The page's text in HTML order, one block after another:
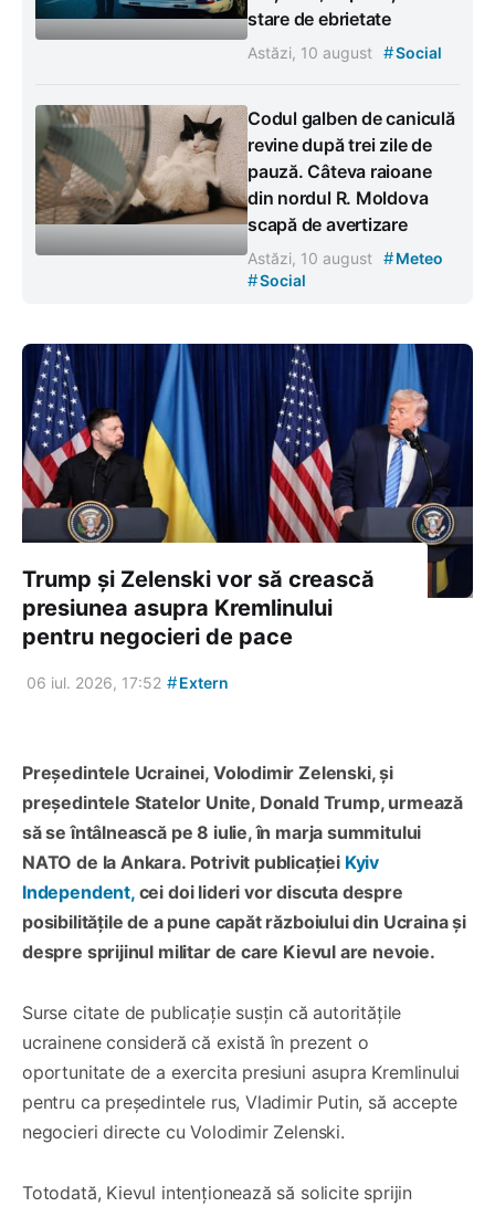
stare de ebrietate
Astăzi, 10 august #Social
Codul galben de caniculă
revine după trei zile de
pauză. Câteva raioane
din nordul R. Moldova
scapă de avertizare
Astăzi, 10 august #Meteo
#Social
Trump și Zelenski vor să crească
presiunea asupra Kremlinului
pentru negocieri de pace
06 iul. 2026, 17:52 #Extern
Președintele Ucrainei, Volodimir Zelenski, și
președintele Statelor Unite, Donald Trump, urmează
să se întâlnească pe 8 iulie, în marja summitului
NATO de la Ankara. Potrivit publicației Kyiv
Independent,cei doi lideri vor discuta despre
posibilitățile de a pune capăt războiului din Ucraina și
despre sprijinul militar de care Kievul are nevoie.
Surse citate de publicație susțin că autoritățile
ucrainene consideră că există în prezent o
oportunitate de a exercita presiuni asupra Kremlinului
pentru ca președintele rus, Vladimir Putin, să accepte
negocieri directe cu Volodimir Zelenski.
Totodată, Kievul intenționează să solicite sprijin